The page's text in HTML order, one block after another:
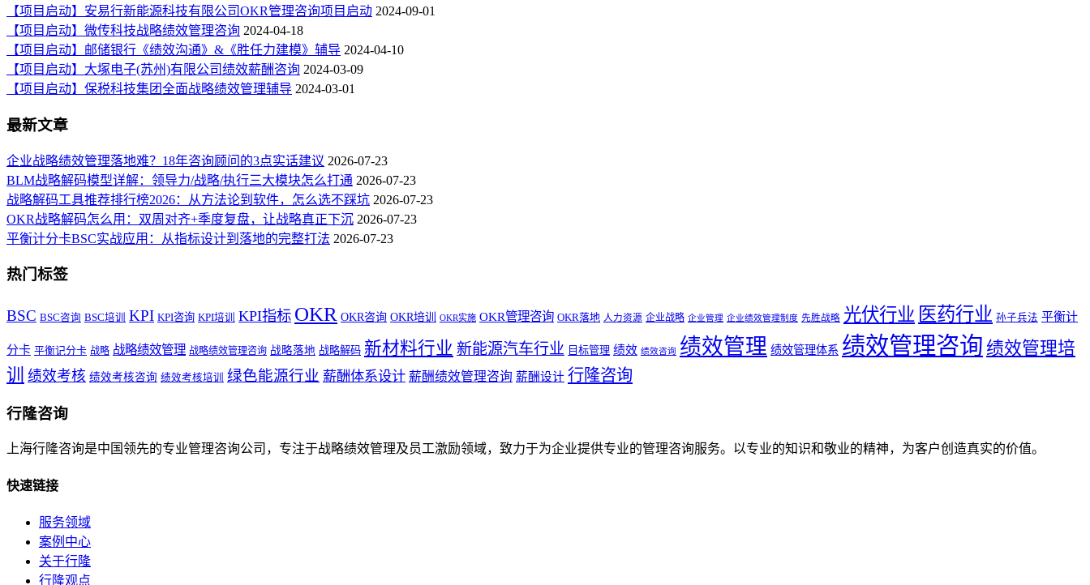
【项目启动】安易行新能源科技有限公司OKR管理咨询项目启动 2024-09-01
【项目启动】微传科技战略绩效管理咨询 2024-04-18
【项目启动】邮储银行《绩效沟通》&《胜任力建模》辅导 2024-04-10
【项目启动】大塚电子(苏州)有限公司绩效薪酬咨询 2024-03-09
【项目启动】保税科技集团全面战略绩效管理辅导 2024-03-01
最新文章
企业战略绩效管理落地难？18年咨询顾问的3点实话建议 2026-07-23
BLM战略解码模型详解：领导力/战略/执行三大模块怎么打通 2026-07-23
战略解码工具推荐排行榜2026：从方法论到软件，怎么选不踩坑 2026-07-23
OKR战略解码怎么用：双周对齐+季度复盘，让战略真正下沉 2026-07-23
平衡计分卡BSC实战应用：从指标设计到落地的完整打法 2026-07-23
热门标签
BSC BSC咨询 BSC培训 KPI KPI咨询 KPI培训 KPI指标 OKR OKR咨询 OKR培训 OKR实施 OKR管理咨询 OKR落地 人力资源 企业战略 企业管理 企业绩效管理制度 先胜战略 光伏行业 医药行业 孙子兵法 平衡计
分卡 平衡记分卡 战略 战略绩效管理 战略绩效管理咨询 战略落地 战略解码 新材料行业 新能源汽车行业 目标管理 绩效 绩效咨询 绩效管理 绩效管理体系 绩效管理咨询 绩效管理培
训 绩效考核 绩效考核咨询 绩效考核培训 绿色能源行业 薪酬体系设计 薪酬绩效管理咨询 薪酬设计 行隆咨询
行隆咨询
上海行隆咨询是中国领先的专业管理咨询公司，专注于战略绩效管理及员工激励领域，致力于为企业提供专业的管理咨询服务。以专业的知识和敬业的精神，为客户创造真实的价值。
快速链接
服务领域
案例中心
关于行隆
行隆观点